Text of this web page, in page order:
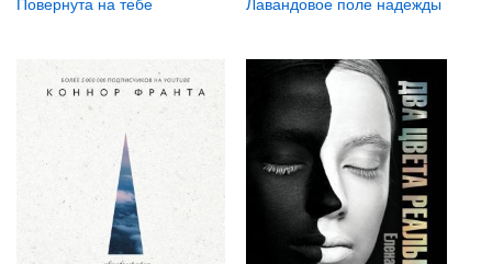
Повернута на тебе Лавандовое поле надежды